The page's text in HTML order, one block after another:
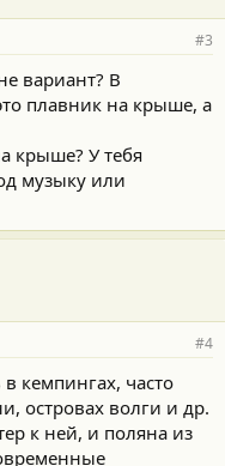
#3
вариант? В
плавник на крыше, а
крыше? У тебя
музыку или
#4
кемпингах, часто
островах волги и др.
к ней, и поляна из